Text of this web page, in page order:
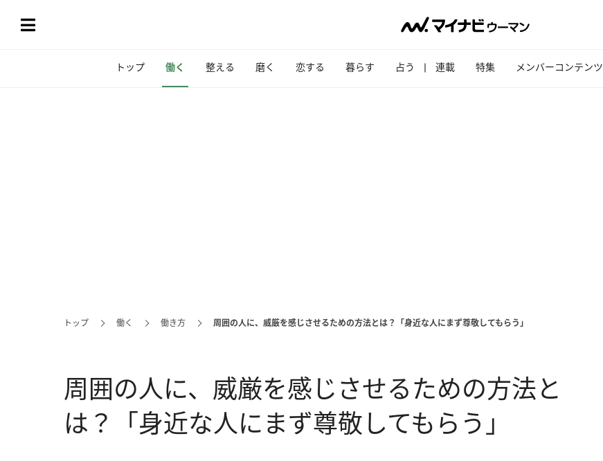
トップ 働く 整える 磨く 恋する 暮らす 占う 連載 特集 メンバーコンテンツ
トップ 働く 働き方 周囲の人に、威厳を感じさせるための方法とは？「身近な人にまず尊敬してもらう」
周囲の人に、威厳を感じさせるための方法と
は？「身近な人にまず尊敬してもらう」